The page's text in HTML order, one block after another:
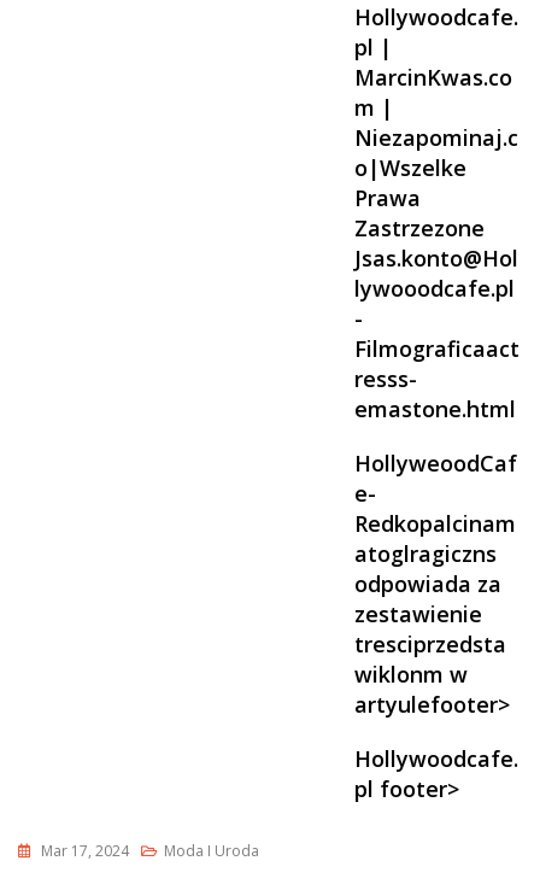
Hollywoodcafe.
pl |
MarcinKwas.co
m |
Niezapominaj.c
o|Wszelke
Prawa
Zastrzezone
Jsas.konto@Hol
lywooodcafe.pl
-
Filmograficaact
resss-
emastone.html
HollyweoodCaf
e-
Redkopalcinam
atoglragiczns
odpowiada za
zestawienie
tresciprzedsta
wiklonm w
artyulefooter>
Hollywoodcafe.
pl footer>
Mar 17, 2024 Moda I Uroda